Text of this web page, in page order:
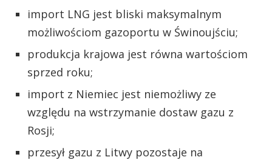
import LNG jest bliski maksymalnym
możliwościom gazoportu w Świnoujściu;
produkcja krajowa jest równa wartościom
sprzed roku;
import z Niemiec jest niemożliwy ze
względu na wstrzymanie dostaw gazu z
Rosji;
przesył gazu z Litwy pozostaje na